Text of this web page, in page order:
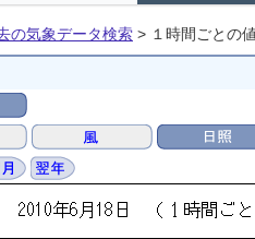
の気象データ検索 > １時間ごとの